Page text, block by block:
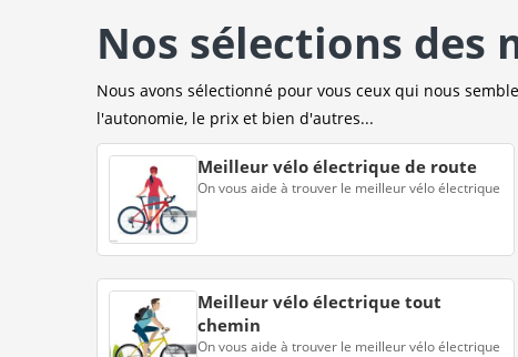
Nos sélections des
Nous avons sélectionné pour vous ceux qui nous
l'autonomie, le prix et bien d'autres...
Meilleur vélo électrique de route
On vous aide à trouver le meilleur vélo électrique
Meilleur vélo électrique tout
chemin
On vous aide à trouver le meilleur vélo électrique